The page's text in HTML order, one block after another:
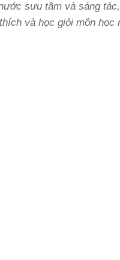
sưu tầm và sáng
và học giỏi môn học